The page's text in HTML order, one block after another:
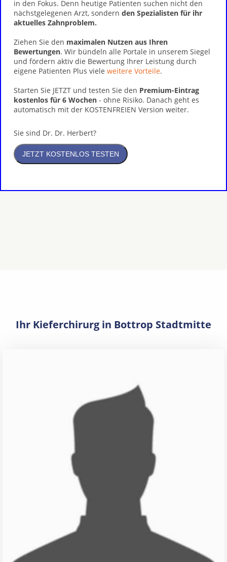
in den Fokus. Denn heutige Patienten suchen nicht den
nächstgelegenen Arzt, sondern den Spezialisten für ihr
aktuelles Zahnproblem.
Ziehen Sie den maximalen Nutzen aus Ihren
Bewertungen. Wir bündeln alle Portale in unserem Siegel
und fördern aktiv die Bewertung Ihrer Leistung durch
eigene Patienten Plus viele weitere Vorteile.
Starten Sie JETZT und testen Sie den Premium-Eintrag
kostenlos für 6 Wochen - ohne Risiko. Danach geht es
automatisch mit der KOSTENFREIEN Version weiter.
Sie sind Dr. Dr. Herbert?
Ihr Kieferchirurg in Bottrop Stadtmitte